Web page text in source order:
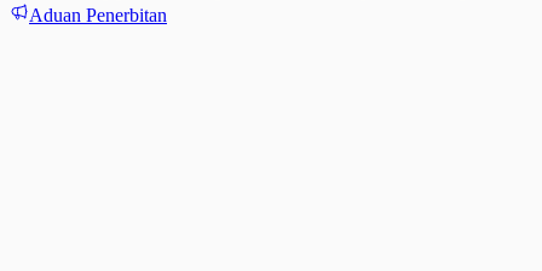
Aduan Penerbitan